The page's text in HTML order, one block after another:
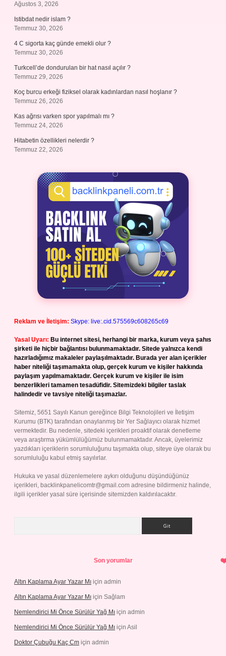
Ağustos 3, 2026
Istibdat nedir islam ?
Temmuz 30, 2026
4 C sigorta kaç günde emekli olur ?
Temmuz 30, 2026
Turkcell’de dondurulan bir hat nasıl açılır ?
Temmuz 29, 2026
Koç burcu erkeği fiziksel olarak kadınlardan nasıl hoşlanır ?
Temmuz 26, 2026
Kas ağrısı varken spor yapılmalı mı ?
Temmuz 24, 2026
Hitabetin özellikleri nelerdir ?
Temmuz 22, 2026
Reklam ve İletişim: Skype: live:.cid.575569c608265c69
Yasal Uyarı: Bu internet sitesi, herhangi bir marka, kurum veya şahıs
şirketi ile hiçbir bağlantısı bulunmamaktadır. Sitede yalnızca kendi
hazırladığımız makaleler paylaşılmaktadır. Burada yer alan içerikler
haber niteliği taşımamakta olup, gerçek kurum ve kişiler hakkında
paylaşım yapılmamaktadır. Gerçek kurum ve kişiler ile isim
benzerlikleri tamamen tesadüfidir. Sitemizdeki bilgiler taslak
halindedir ve tavsiye niteliği taşımazlar.
Sitemiz, 5651 Sayılı Kanun gereğince Bilgi Teknolojileri ve İletişim
Kurumu (BTK) tarafından onaylanmış bir Yer Sağlayıcı olarak hizmet
vermektedir. Bu nedenle, sitedeki içerikleri proaktif olarak denetleme
veya araştırma yükümlülüğümüz bulunmamaktadır. Ancak, üyelerimiz
yazdıkları içeriklerin sorumluluğunu taşımakta olup, siteye üye olarak bu
sorumluluğu kabul etmiş sayılırlar.
Hukuka ve yasal düzenlemelere aykırı olduğunu düşündüğünüz
içerikleri, backlinkpanelicomtr@gmail.com adresine bildirmeniz halinde,
ilgili içerikler yasal süre içerisinde sitemizden kaldırılacaktır.
Son yorumlar
Altın Kaplama Ayar Yazar Mı için admin
Altın Kaplama Ayar Yazar Mı için Sağlam
Nemlendirici Mi Önce Sürülür Yağ Mı için admin
Nemlendirici Mi Önce Sürülür Yağ Mı için Asil
Doktor Çubuğu Kaç Cm için admin